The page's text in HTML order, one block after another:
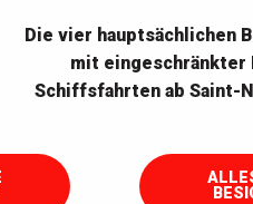
Die vier hauptsächlichen
mit eingeschränkter
Schiffsfahrten ab Saint-